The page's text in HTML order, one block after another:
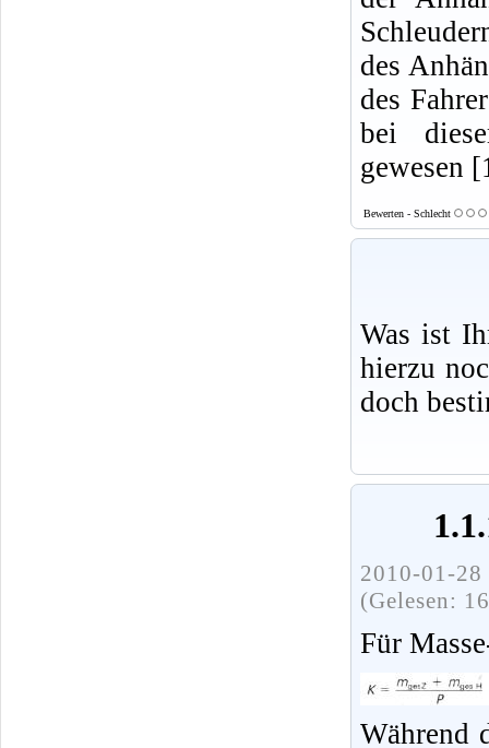
des
des
bei
gewesen
Bewerten - Schlecht
Was ist
hierzu
doch
2010-01-
(Gelesen:
Für
Während